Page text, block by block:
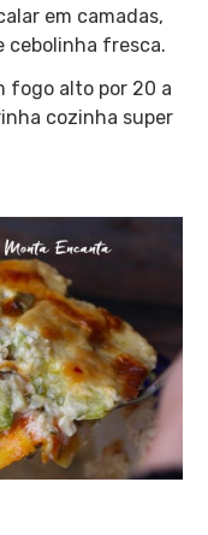
em camadas,
cebolinha fresca.
fogo alto por 20 a
cozinha super